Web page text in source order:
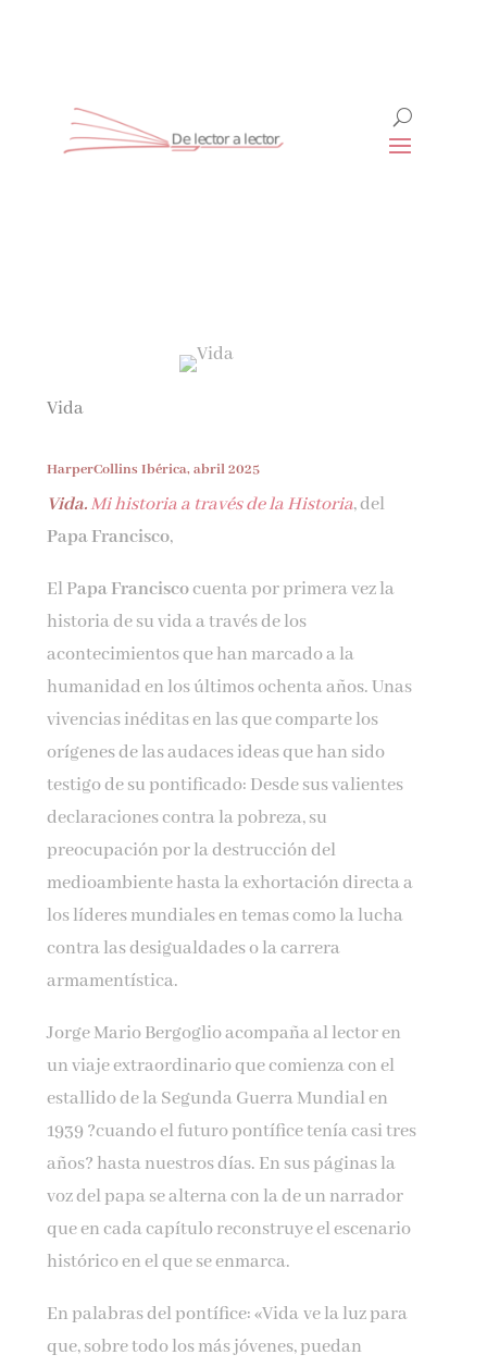
Vida
HarperCollins Ibérica, abril 2025
Vida.Mi historia a través de la Historia, del
Papa Francisco,
El Papa Franciscocuenta por primera vez la
historia de su vida a través de los
acontecimientos que han marcado a la
humanidad en los últimos ochenta años. Unas
vivencias inéditas en las que comparte los
orígenes de las audaces ideas que han sido
testigo de su pontificado: Desde sus valientes
declaraciones contra la pobreza, su
preocupación por la destrucción del
medioambiente hasta la exhortación directa a
los líderes mundiales en temas como la lucha
contra las desigualdades o la carrera
armamentística.
Jorge Mario Bergoglio acompaña al lector en
un viaje extraordinario que comienza con el
estallido de la Segunda Guerra Mundial en
1939 ?cuando el futuro pontífice tenía casi tres
años? hasta nuestros días. En sus páginas la
voz del papa se alterna con la de un narrador
que en cada capítulo reconstruye el escenario
histórico en el que se enmarca.
En palabras del pontífice: «Vidave la luz para
que, sobre todo los más jóvenes, puedan
Suscríbete
Únete a nuestra comunidad de amantes de la
Nombre*
Email*
Por favor, acepta los
de privacidad